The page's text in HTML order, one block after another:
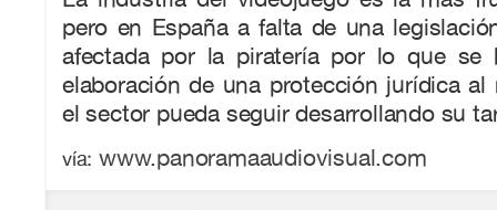
pero en España a falta de una
afectada por la piratería por lo que se
elaboración de una protección jurídica al
el sector pueda seguir desarrollando su
vía: www.panoramaaudiovisual.com